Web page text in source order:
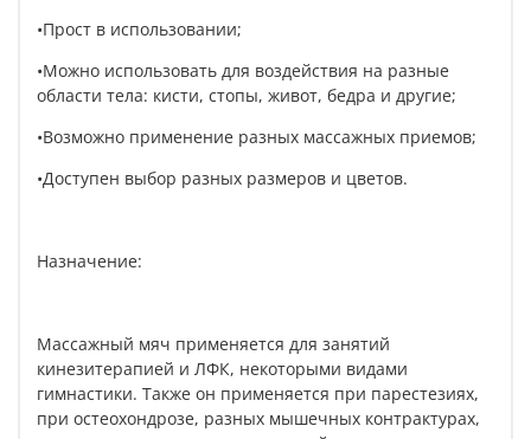
•Прост в использовании;
•Можно использовать для воздействия на разные
области тела: кисти, стопы, живот, бедра и другие;
•Возможно применение разных массажных приемов;
•Доступен выбор разных размеров и цветов.
Назначение:
Массажный мяч применяется для занятий
кинезитерапией и ЛФК, некоторыми видами
гимнастики. Также он применяется при парестезиях,
при остеохондрозе, разных мышечных контрактурах,